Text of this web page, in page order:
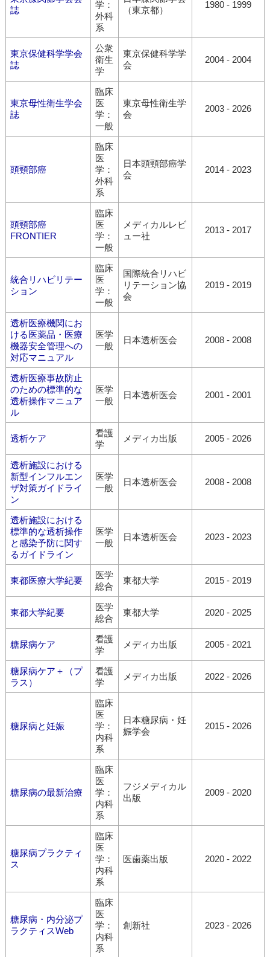
誌
学：
外科
系
（東京都）
1980 - 1999
東京保健科学学会
誌
公衆
衛生
学
東京保健科学学
会
2004 - 2004
東京母性衛生学会
誌
臨床
医
学：
一般
東京母性衛生学
会
2003 - 2026
頭頸部癌
臨床
医
学：
外科
系
日本頭頸部癌学
会
2014 - 2023
頭頸部癌
FRONTIER
臨床
医
学：
一般
メディカルレビ
ュー社
2013 - 2017
統合リハビリテー
ション
臨床
医
学：
一般
国際統合リハビ
リテーション協
会
2019 - 2019
透析医療機関にお
ける医薬品・医療
機器安全管理への
対応マニュアル
医学
一般
日本透析医会 2008 - 2008
透析医療事故防止
のための標準的な
透析操作マニュア
ル
医学
一般
日本透析医会 2001 - 2001
透析ケア
看護
学
メディカ出版 2005 - 2026
透析施設における
新型インフルエン
ザ対策ガイドライ
ン
医学
一般
日本透析医会 2008 - 2008
透析施設における
標準的な透析操作
と感染予防に関す
るガイドライン
医学
一般
日本透析医会 2023 - 2023
東都医療大学紀要
医学
総合
東都大学 2015 - 2019
東都大学紀要
医学
総合
東都大学 2020 - 2025
糖尿病ケア
看護
学
メディカ出版 2005 - 2021
糖尿病ケア＋（プ
ラス）
看護
学
メディカ出版 2022 - 2026
糖尿病と妊娠
臨床
医
学：
内科
系
日本糖尿病・妊
娠学会
2015 - 2026
糖尿病の最新治療
臨床
医
学：
内科
系
フジメディカル
出版
2009 - 2020
糖尿病プラクティ
ス
臨床
医
学：
内科
系
医歯薬出版 2020 - 2022
糖尿病・内分泌プ
ラクティスWeb
臨床
医
学：
内科
系
創新社 2023 - 2026